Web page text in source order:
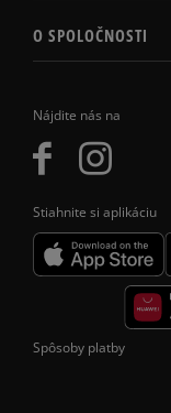
Nájdite nás na
Stiahnite si aplikáciu
O SPOLOČNOSTI
Spôsoby platby